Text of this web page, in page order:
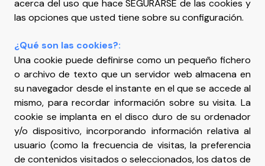
acerca del uso que hace SEGURARSE de las cookies y
las opciones que usted tiene sobre su configuración.
¿Qué son las cookies?:
Una cookie puede definirse como un pequeño fichero
o archivo de texto que un servidor web almacena en
su navegador desde el instante en el que se accede al
mismo, para recordar información sobre su visita. La
cookie se implanta en el disco duro de su ordenador
y/o dispositivo, incorporando información relativa al
usuario (como la frecuencia de visitas, la preferencia
de contenidos visitados o seleccionados, los datos de